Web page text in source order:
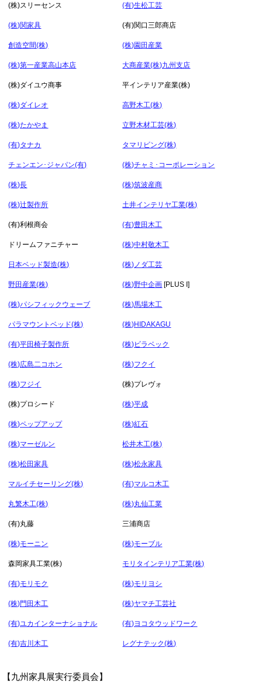
(株)スリーセンス (有)生松工芸
(株)関家具 (有)関口三郎商店
創造空間(株) (株)園田産業
(株)第一産業高山本店 大商産業(株)九州支店
(株)ダイユウ商事 平インテリア産業(株)
(株)ダイレオ 高野木工(株)
(株)たかやま 立野木材工芸(株)
(有)タナカ タマリビング(株)
チェンエン･ジャパン(有) (株)チャミ･コーポレーション
(株)長 (株)筑波産商
(株)辻製作所 土井インテリヤ工業(株)
(有)利根商会 (有)豊田木工
ドリームファニチャー (株)中村敬木工
日本ベッド製造(株) (株)ノダ工芸
野田産業(株) (株)野中企画 [PLUS I]
(株)パシフィックウェーブ (株)馬場木工
パラマウントベッド(株) (株)HIDAKAGU
(有)平田椅子製作所 (株)ビラベック
(株)広島二コホン (株)フクイ
(株)フジイ (株)プレヴォ
(株)プロシード (株)平成
(株)ペップアップ (株)紅石
(株)マーゼルン 松井木工(株)
(株)松田家具 (株)松永家具
マルイチセーリング(株) (有)マルコ木工
丸繁木工(株) (株)丸仙工業
(有)丸藤 三浦商店
(株)モーニン (株)モーブル
森岡家具工業(株) モリタインテリア工業(株)
(有)モリモク (株)モリヨシ
(株)門田木工 (株)ヤマチ工芸社
(有)ユカインターナショナル (有)ヨコタウッドワーク
(有)吉川木工 レグナテック(株)
【九州家具展実行委員会】